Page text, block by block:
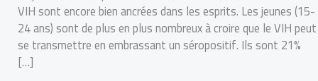
VIH sont encore bien ancrées dans les esprits. Les jeunes (15-
24 ans) sont de plus en plus nombreux à croire que le VIH peut
se transmettre en embrassant un séropositif. Ils sont 21%
[…]